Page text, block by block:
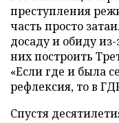
преступления
часть просто
досаду и обиду
них построить
«Если где и была
рефлексия, то в
Спустя